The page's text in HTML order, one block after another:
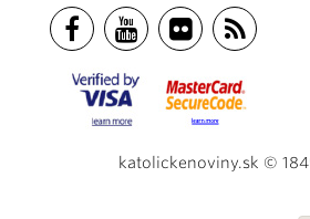
katolickenoviny.sk ©